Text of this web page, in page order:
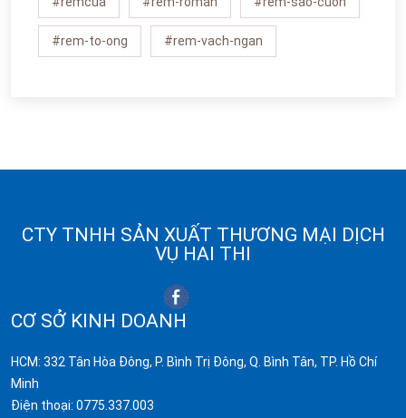
#rem-to-ong #rem-vach-ngan
CTY TNHH SẢN XUẤT THƯƠNG MẠI DỊCH
VỤ HAI THI
CƠ SỞ KINH DOANH
HCM: 332 Tân Hòa Đông, P. Bình Trị Đông, Q. Bình Tân, TP. Hồ Chí
Minh
Điện thoại: 0775.337.003